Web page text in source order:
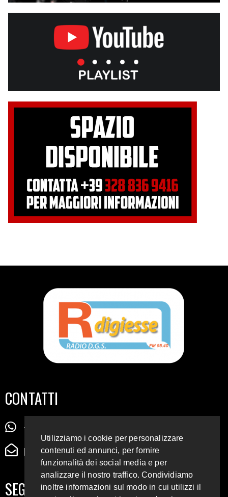
CONTATTI
+39 345 72 72 88 5
radiodigiesse@gmail.com
SEGUICI SUI SOCIAL
Utilizziamo i cookie per personalizzare
contenuti ed annunci, per fornire
funzionalità dei social media e per
analizzare il nostro traffico. Condividiamo
inoltre informazioni sul modo in cui utilizzi il